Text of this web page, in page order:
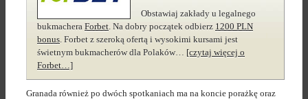
Obstawiaj zakłady u legalnego
bukmachera Forbet. Na dobry początek odbierz 1200 PLN
bonus. Forbet z szeroką ofertą i wysokimi kursami jest
świetnym bukmacherów dla Polaków… [czytaj więcej o
Forbet…]
Granada również po dwóch spotkaniach ma na koncie porażkę oraz